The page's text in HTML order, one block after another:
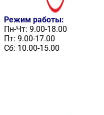
Режим работы:
Пн-Чт: 9.00-18.00
Пт: 9.00-17.00
Сб: 10.00-15.00